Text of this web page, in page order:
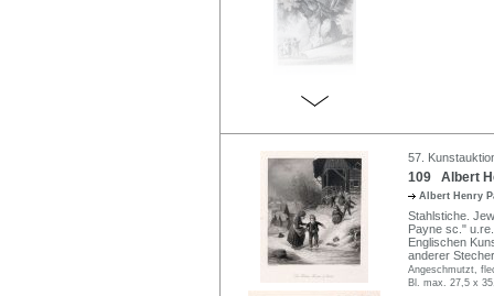
57.
109 Albert
Albert Henry
Stahlstiche.
Payne sc."
Englischen
anderer
Angeschmutzt,
Bl. max. 27,5 x